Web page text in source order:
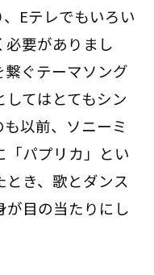
Eテレでもいろい
必要がありまし
ぐテーマソング
てはとてもシン
以前、ソニーミ
「パプリカ」とい
き、歌とダンス
が目の当たりにし